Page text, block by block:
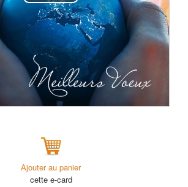
Video
Ajouter au panier
cette e-card